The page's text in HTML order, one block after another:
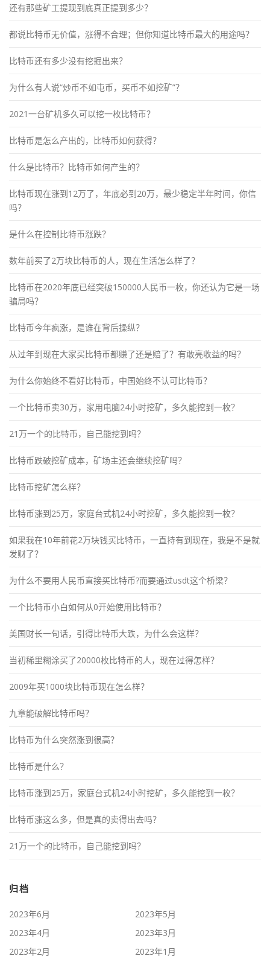
还有那些矿工提现到底真正提到多少？
都说比特币无价值，涨得不合理；但你知道比特币最大的用途吗？
比特币还有多少没有挖掘出来？
为什么有人说“炒币不如屯币，买币不如挖矿”？
2021一台矿机多久可以挖一枚比特币？
比特币是怎么产出的，比特币如何获得？
什么是比特币？比特币如何产生的？
比特币现在涨到12万了，年底必到20万，最少稳定半年时间，你信
吗？
是什么在控制比特币涨跌？
数年前买了2万块比特币的人，现在生活怎么样了？
比特币在2020年底已经突破150000人民币一枚，你还认为它是一场
骗局吗？
比特币今年疯涨，是谁在背后操纵？
从过年到现在大家买比特币都赚了还是赔了？有敢亮收益的吗？
为什么你始终不看好比特币，中国始终不认可比特币？
一个比特币卖30万，家用电脑24小时挖矿，多久能挖到一枚？
21万一个的比特币，自己能挖到吗？
比特币跌破挖矿成本，矿场主还会继续挖矿吗？
比特币挖矿怎么样？
比特币涨到25万，家庭台式机24小时挖矿，多久能挖到一枚？
如果我在10年前花2万块钱买比特币，一直持有到现在，我是不是就
发财了？
为什么不要用人民币直接买比特币?而要通过usdt这个桥梁？
一个比特币小白如何从0开始使用比特币？
美国财长一句话，引得比特币大跌，为什么会这样？
当初稀里糊涂买了20000枚比特币的人，现在过得怎样？
2009年买1000块比特币现在怎么样？
九章能破解比特币吗？
比特币为什么突然涨到很高？
比特币是什么？
比特币涨到25万，家庭台式机24小时挖矿，多久能挖到一枚？
比特币涨这么多，但是真的卖得出去吗？
21万一个的比特币，自己能挖到吗？
归档
2023年6月
2023年5月
2023年4月
2023年3月
2023年2月
2023年1月